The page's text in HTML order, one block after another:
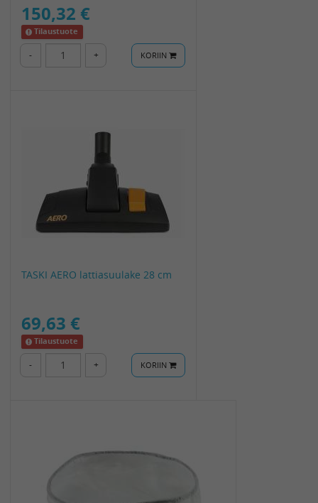
150,32 €
Tilaustuote
- + KORIIN
TASKI AERO lattiasuulake 28 cm
69,63 €
Tilaustuote
- + KORIIN